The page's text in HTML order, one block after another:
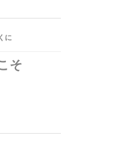
に
そ